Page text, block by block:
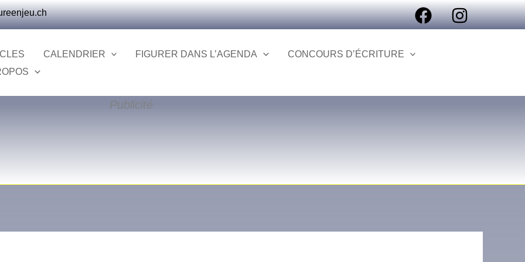
CALENDRIER FIGURER DANS L’AGENDA
CONCOURS D’ÉCRITURE
Publicité